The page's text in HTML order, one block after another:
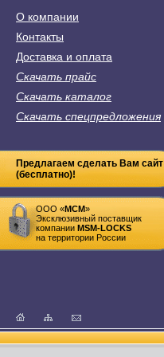
О компании
Контакты
Доставка и оплата
Скачать прайс
Скачать каталог
Скачать спецпредложения
Предлагаем сделать Вам сайт
(бесплатно)!
ООО «MСM»
Эксклюзивный поставщик
компании MSM-LOCKS
на территории России